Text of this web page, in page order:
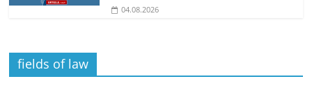
04.08.2026
fields of law